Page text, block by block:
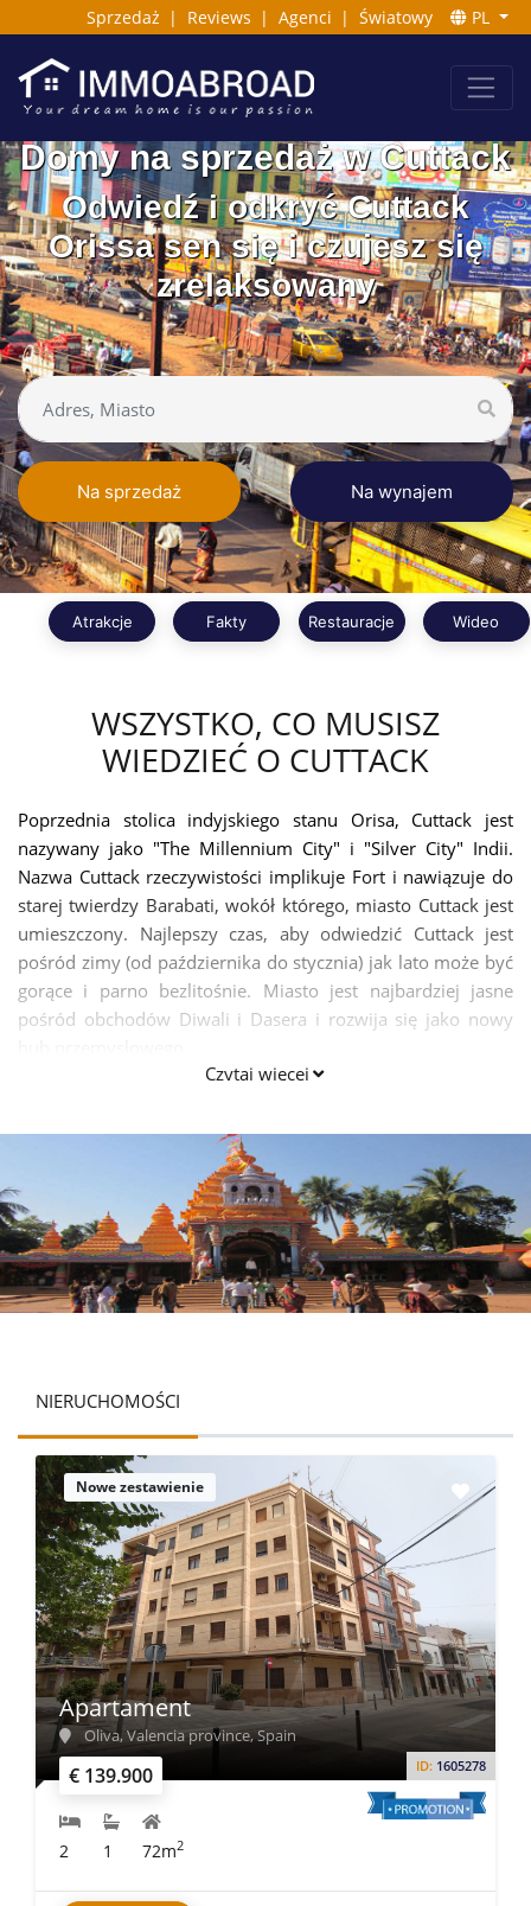
Sprzedaż | Reviews | Agenci | Światowy PL
Domy na sprzedaż w Cuttack
Odwiedź i odkryć Cuttack
Orissa sen się i czujesz się
zrelaksowany
Na sprzedaż Na wynajem
Atrakcje Fakty Restauracje Wideo
WSZYSTKO, CO MUSISZ
WIEDZIEĆ O CUTTACK
Poprzednia stolica indyjskiego stanu Orisa, Cuttack jest
nazywany jako "The Millennium City" i "Silver City" Indii.
Nazwa Cuttack rzeczywistości implikuje Fort i nawiązuje do
starej twierdzy Barabati, wokół którego, miasto Cuttack jest
umieszczony. Najlepszy czas, aby odwiedzić Cuttack jest
pośród zimy (od października do stycznia) jak lato może być
gorące i parno bezlitośnie. Miasto jest najbardziej jasne
pośród obchodów Diwali i Dasera i rozwija się jako nowy
Czytaj więcej
NIERUCHOMOŚCI
Nowe zestawienie
€ 139.900 ID: 1605278
Apartament
Oliva, Valencia province, Spain
2 1 72m2